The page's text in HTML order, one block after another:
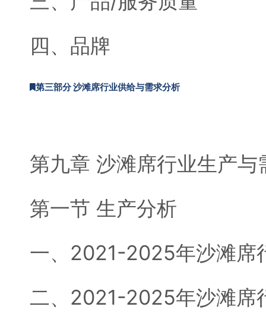
四、品牌
第三部分 沙滩席行业供给与需求分析
第九章 沙滩席行业生产与
第一节 生产分析
一、2021-2025年沙滩席
二、2021-2025年沙滩席